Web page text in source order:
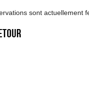
sont actuellement